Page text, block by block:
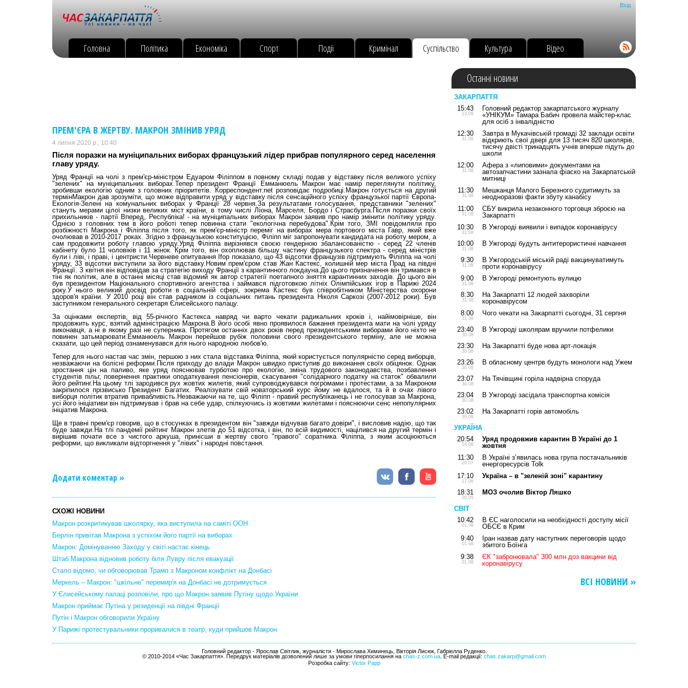
Вхід
Головна Політика Економіка Спорт Події Кримінал Суспільство Культура Відео
ПРЕМ'ЄРА В ЖЕРТВУ. МАКРОН ЗМІНИВ УРЯД
4 липня 2020 р., 10:40
Після поразки на муніципальних виборах французький лідер прибрав популярного серед населення
главу уряду.
Уряд Франції на чолі з прем'єр-міністром Едуаром Філіппом в повному складі подав у відставку після великого успіху
"зелених" на муніципальних виборах.Тепер президент Франції Емманюель Макрон має намір переглянути політику,
зробивши екологію одним з головних пріоритетів. Корреспондент.net розповідає подробиці.Макрон готується на другий
термінМакрон дав зрозуміти, що може відправити уряд у відставку після сенсаційного успіху французької партії Європа-
Екологія-Зелені на комунальних виборах у Франції 28 червня.За результатами голосування, представники "зелених"
стануть мерами цілої низки великих міст країни, в тому числі Ліона, Марселя, Бордо і Страсбурга.Після поразки своїх
прихильників - партії Вперед, Республіка! - на муніципальних виборах Макрон заявив про намір змінити політику уряду.
Однією з головних тем в його роботі тепер повинна стати "екологічна перебудова".Крім того, ЗМІ повідомляли про
розбіжності Макрона і Філіппа після того, як прем'єр-міністр переміг на виборах мера портового міста Гавр, який вже
очолював в 2010-2017 роках. Згідно з французькою конституцією, Філіпп міг запропонувати кандидата на роботу мером, а
сам продовжити роботу главою уряду.Уряд Філіппа вирізнявся своєю гендерною збалансованістю - серед 22 членів
кабінету було 11 чоловіків і 11 жінок. Крім того, він охоплював більшу частину французького спектра - серед міністрів
були і ліві, і праві, і центристи.Червневе опитування Ifop показало, що 43 відсотки французів підтримують Філіппа на чолі
уряду, 33 відсотки виступили за його відставку.Новим прем'єром став Жан Кастекс, колишній мер міста Прад на півдні
Франції. З квітня він відповідав за стратегію виходу Франції з карантинного локдауна.До цього призначення він тримався в
тіні як політик, але в останні місяці став відомий як автор стратегії поетапного зняття карантинних заходів. До цього він
був президентом Національного спортивного агентства і займався підготовкою літніх Олімпійських ігор в Парижі 2024
року.У нього великий досвід роботи в соціальній сфері, зокрема Кастекс був співробітником Міністерства охорони
здоров'я країни. У 2010 році він став радником із соціальних питань президента Ніколя Саркозі (2007-2012 роки). Був
заступником генерального секретаря Єлисейського палацу.
За оцінками експертів, від 55-річного Кастекса навряд чи варто чекати радикальних кроків і, найімовірніше, він
продовжить курс, взятий адміністрацією Макрона.В його особі явно проявилося бажання президента мати на чолі уряду
виконавця, а ні в якому разі не суперника. Протягом останніх двох років перед президентськими виборами його ніхто не
повинен затьмарювати.Емманюель Макрон перейшов рубіж половини свого президентського терміну, але не можна
сказати, що цей період ознаменувався для нього народною любов'ю.
Тепер для нього настав час змін, першою з них стала відставка Філіппа, який користується популярністю серед виборців,
незважаючи на болісні реформи.Після приходу до влади Макрон швидко приступив до виконання своїх обіцянок. Однак
зростання цін на паливо, яке уряд пояснював турботою про екологію, зміна трудового законодавства, позбавлення
студентів пільг, повернення практики оподаткування пенсіонерів, скасування "солідарного податку на статок" обвалили
його рейтинг.На цьому тлі зародився рух жовтих жилетів, який супроводжувався погромами і протестами, а за Макроном
закріпилося прізвисько Президент Багатих. Реалізувати свій новаторський курс йому не вдалося, та й в очах лівого
виборця політик втратив привабливість.Незважаючи на те, що Філіпп - правий республіканець і не голосував за Макрона,
усі його ініціативи він підтримував і брав на себе удар, спілкуючись із жовтими жилетами і пояснюючи сенс непопулярних
ініціатив Макрона.
Ще в травні прем'єр говорив, що в стосунках в президентом він "завжди відчував багато довіри", і висловив надію, що так
буде завжди.На тлі пандемії рейтинг Макрон злетів до 51 відсотка, і він, по всій видимості, націлився на другий термін і
вирішив почати все з чистого аркуша, принісши в жертву свого "правого" соратника Філіппа, з яким асоціюються
реформи, що викликали відторгнення у "лівих" і народні повстання.
Додати коментар »
СХОЖІ НОВИНИ
Макрон розкритикував школярку, яка виступила на саміті ООН
Берлін привітав Макрона з успіхом його партії на виборах
Макрон: Домінуванню Заходу у світі настає кінець
Штаб Макрона відновив роботу біля Лувру після евакуації
Стало відомо, чи обговорював Трамп з Макроном конфлікт на Донбасі
Меркель – Макрон: "шкільне" перемир'я на Донбасі не дотримується
У Єлисейському палаці розповіли, про що Макрон заявив Путіну щодо України
Макрон приймає Путіна у резиденції на півдні Франції
Путін і Макрон обговорили Україну
У Парижі протестувальники проривалися в театр, куди прийшов Макрон
Останні новини
ЗАКАРПАТТЯ
15:43
13.09
Головний редактор закарпатського журналу
«УНІКУМ» Тамара Бабич провела майстер-клас
для осіб з інвалідністю
12:30
31.08
Завтра в Мукачівській громаді 32 заклади освіти
відкриють свої двері для 13 тисяч 820 школярів,
тисячу двісті тринадцять учнів вперше підуть до
школи
12:00
31.08
Афера з «липовими» документами на
автозапчастини зазнала фіаско на Закарпатській
митниці
11:30
31.08
Мешканця Малого Березного судитимуть за
неодноразові факти збуту канабісу
11:00
31.08
СБУ викрила незаконного торговця зброєю на
Закарпатті
10:30
31.08
В Ужгороді виявили і випадок коронавірусу
10:00
31.08
В Ужгороді будуть антитерористичні навчання
9:30
31.08
В Ужгородській міській раді вакцинуватимуть
проти коронавірусу
9:00
31.08
В Ужгороді ремонтують вулицю
8:30
31.08
На Закарпатті 12 людей захворіли
коронавірусом
8:00
31.08
Чого чекати на Закарпатті сьогодні, 31 серпня
23:40
30.08
В Ужгороді школярам вручили потфелики
23:30
30.08
На Закарпатті буде нова арт-локація
23:26
30.08
В обласному центрв будуть монологи над Ужем
23:07
30.08
На Тячівщині горіла надвірна споруда
23:04
30.08
В Ужгороді засідала транспортна комісія
23:02
30.08
На Закарпатті горів автомобіль
УКРАЇНА
20:54
14.08
Уряд продовжив карантин В Україні до 1
жовтня
11:30
20.07
В Україні з’явилась нова група постачальників
енергоресурсів Tolk
17:10
17.06
Україна – в "зеленій зоні" карантину
18:31
20.05
МОЗ очолив Віктор Ляшко
СВІТ
10:42
01.08
В ЄС наголосили на необхідності доступу місії
ОБСЄ в Крим
9:40
01.08
Іран назвав дату наступних переговорів щодо
збитого Боїнга
9:38
01.08
ЄК "забронювала" 300 млн доз вакцини від
коронавірусу
ВСІ НОВИНИ »
Головний редактор - Ярослав Світлик, журналісти - Мирослава Химинець, Вікторія Лисюк, Габріелла Руденко.
© 2010-2014 «Час Закарпаття». Передрук матеріалів дозволений лише за умови гіперпосилання на chas-z.com.ua . E-mail редакції: chas.zakarp@gmail.com
Розробка сайту: Victor Papp